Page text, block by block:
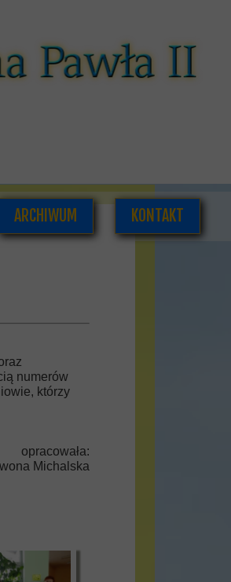
numerów
którzy
opracowała:
Iwona Michalska
ARCHIWUM KONTAKT